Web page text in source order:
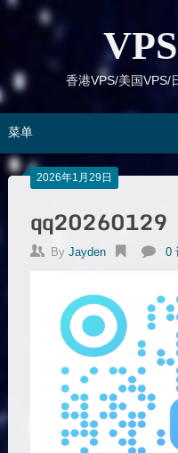
跳
香港VPS/美国VPS/
菜单
2026年1月29日
qq20260129
By Jayden 0